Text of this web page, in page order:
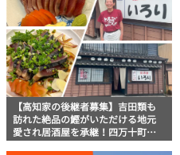
【高知家の後継者募集】吉田類も
訪れた絶品の鰹がいただける地元
愛され居酒屋を承継！四万十町